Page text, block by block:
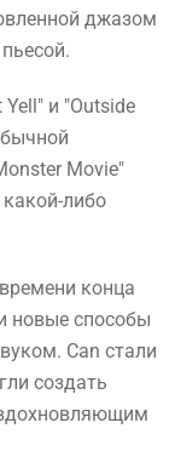
джазом
и "Outside
Movie"
либо
конца
новые способы
Can стали
создать